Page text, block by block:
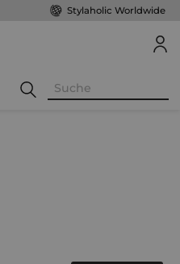
Stylaholic Worldwide